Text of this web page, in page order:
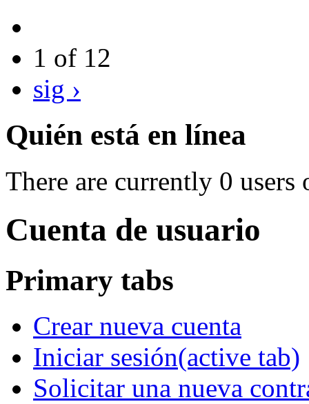
1 of 12
sig ›
Quién está en línea
There are currently 0 users
Cuenta de usuario
Primary tabs
Crear nueva cuenta
Iniciar sesión(active tab)
Solicitar una nueva